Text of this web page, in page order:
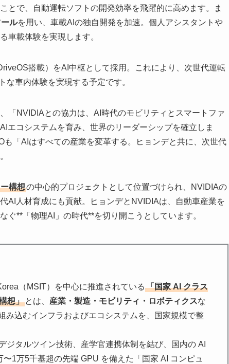
とで、自動運転ソフトの開発効率を飛躍的に高めます。ま
ルを用い、車載AIの独自開発を加速。個人アシスタントや
車載体験を実現します。
搭載）をAI中枢として採用。これにより、次世代運転
車内体験を実現する予定です。
「NVIDIAとの協力は、AI時代のモビリティとスマートファ
エコシステムを育み、世界のリーダーシップを確立しま
「AIはすべての産業を変革する。ヒョンデと共に、次世代
構想の中心的プロジェクトとして位置づけられ、NVIDIAの
AI人材育成にも貢献。ヒョンデとNVIDIAは、自動車産業を
ぐ**「物理AI」の時代**を切り開こうとしています。
（MSIT）を中心に推進されている 「国家 AI クラス
想」 とは、 産業・製造・モビリティ・ロボティクスな
み込むインフラおよびエコシステムを、国家規模で整
タルツイン技術、産学官連携体制を結び、国内の AI
1万5千基超の先端 GPU を備えた「国家 AI コンピュ